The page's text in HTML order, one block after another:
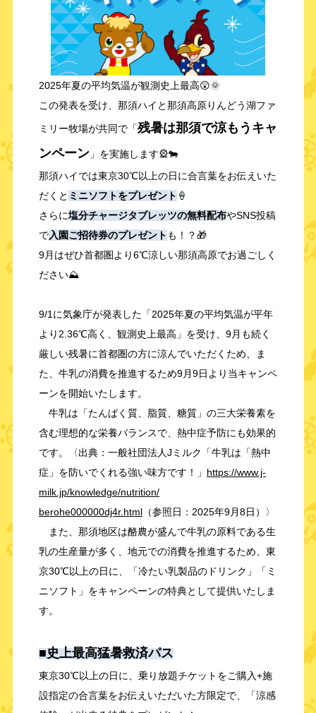
2025年夏の平均気温が観測史上最高😲🌞
この発表を受け、那須ハイと那須高原りんどう湖ファ
ミリー牧場が共同で「残暑は那須で涼もうキャ
ンペーン 」を実施します🎡🐄
那須ハイでは東京30℃以上の日に合言葉をお伝えいた
だくと ミニソフトをプレゼント 🍦
さらに塩分チャージタブレッツの無料配布やSNS投稿
で入園ご招待券のプレゼント も！？🎁
9月はぜひ首都圏より6℃涼しい那須高原でお過ごしく
ださい⛰
9/1に気象庁が発表した「2025年夏の平均気温が平年
より2.36℃高く、観測史上最高」を受け、9月も続く
厳しい残暑に首都圏の方に涼んでいただくため、ま
た、牛乳の消費を推進するため9月9日より当キャンペ
ーンを開始いたします。
牛乳は「たんぱく質、脂質、糖質」の三大栄養素を
含む理想的な栄養バランスで、熱中症予防にも効果的
です。〈出典：一般社団法人Jミルク「牛乳は「熱中
症」を防いでくれる強い味方です！」 https://www.j-
milk.jp/knowledge/nutrition/
berohe000000dj4r.html （参照日：2025年9月8日）〉
また、那須地区は酪農が盛んで牛乳の原料である生
乳の生産量が多く、地元での消費を推進するため、東
京30℃以上の日に、「冷たい乳製品のドリンク」「ミ
ニソフト」をキャンペーンの特典として提供いたしま
す。
■史上最高猛暑救済パス
東京30℃以上の日に、乗り放題チケットをご購入+施
設指定の合言葉をお伝えいただいた方限定で、「涼感